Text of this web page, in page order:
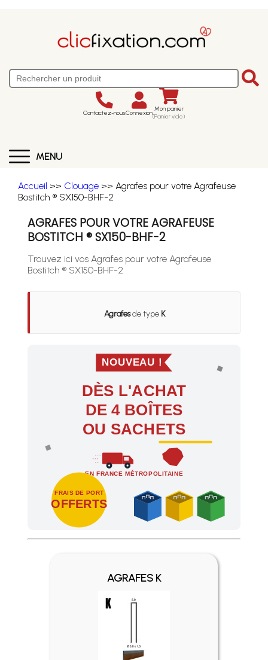
Contactez-nousConnexion Mon panier
(Panier vide)
MENU
Accueil >> Clouage >> Agrafes pour votre Agrafeuse
Bostitch ® SX150-BHF-2
AGRAFES POUR VOTRE AGRAFEUSE
BOSTITCH ® SX150-BHF-2
Trouvez ici vos Agrafes pour votre Agrafeuse
Bostitch ® SX150-BHF-2
Agrafesde type K
NOUVEAU !
DÈS L'ACHAT
DE 4 BOÎTES
OU SACHETS
EN FRANCE MÉTROPOLITAINE
FRAIS DE PORT
OFFERTS
Profitez des Frais de port offerts en France
AGRAFES K